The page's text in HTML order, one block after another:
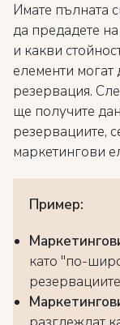
Имате пълната
да предадете
и какви
елементи
резервация.
ще получите
резервациите,
маркетингови
Пример:
като "по-